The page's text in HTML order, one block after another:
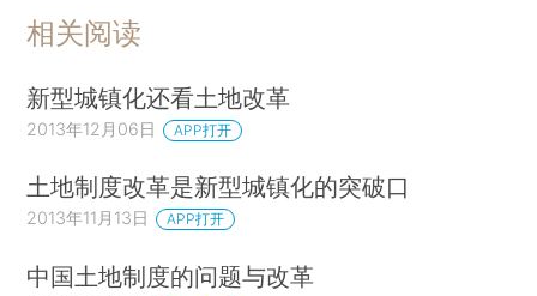
相关阅读
新型城镇化还看土地改革
2013年12月06日 APP打开
土地制度改革是新型城镇化的突破口
2013年11月13日 APP打开
中国土地制度的问题与改革